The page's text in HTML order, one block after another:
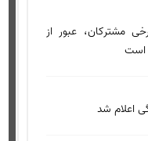
مشترکان، عبور از
است
اعلام شد